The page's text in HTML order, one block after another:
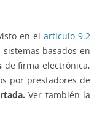
en el artículo 9.2
basados en
de firma electrónica,
por prestadores de
Ver también la